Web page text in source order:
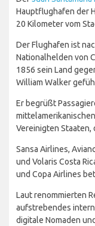
Hauptflughafen der
20 Kilometer vom
Der Flughafen ist
Nationalhelden von
1856 sein Land
William Walker
Er begrüßt
Vereinigten Staaten,
Sansa Airlines,
und Volaris Costa
und Copa Airlines
Laut renommierten
aufstrebendes
digitale Nomaden